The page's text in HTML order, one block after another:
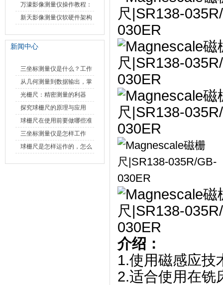
仪技术规格与应用解析
万濠影像测量仪操作教程：
从开机到出报告，新手也能
新天影像测量仪软硬件架构
新闻中心
三坐标测量仪是什么？工作
原理、分类与核心功能一次
讲清
从几何测量到数据输出，掌
握万濠影像测量仪的六大核
心能力
光栅尺：精密测量的利器
探究球栅尺的原理与应用
球栅尺在使用前要做哪些准
备工作？
三坐标测量仪是怎样工作
的，功能有什么优势？
球栅尺是怎样运作的，怎么
介绍：
1.使用磁感应技
2.适合使用在铣